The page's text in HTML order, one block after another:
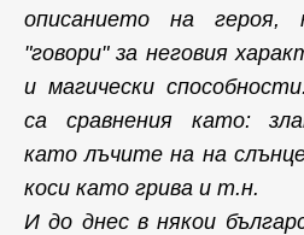
описанието на героя,
"говори" за неговия
и магически
са сравнения като:
като лъчите на на
коси като грива и т.н.
И до днес в някои